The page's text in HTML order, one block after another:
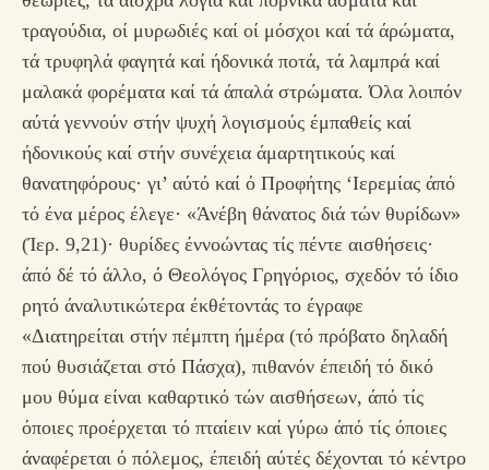
τραγούδια, οί μυρωδιές καί οί μόσχοι καί τά άρώματα,
τά τρυφηλά φαγητά καί ήδονικά ποτά, τά λαμπρά καί
μαλακά φορέματα καί τά άπαλά στρώματα. Όλα λοιπόν
αύτά γεννούν στήν ψυχή λογισμούς έμπαθείς καί
ήδονικούς καί στήν συνέχεια άμαρτητικούς καί
θανατηφόρους· γι’ αύτό καί ό Προφήτης ‘Ιερεμίας άπό
τό ένα μέρος έλεγε· «Άνέβη θάνατος διά τών θυρίδων»
(Ίερ. 9,21)· θυρίδες έννοώντας τίς πέντε αισθήσεις·
άπό δέ τό άλλο, ό Θεολόγος Γρηγόριος, σχεδόν τό ίδιο
ρητό άναλυτικώτερα έκθέτοντάς το έγραφε
«Διατηρείται στήν πέμπτη ήμέρα (τό πρόβατο δηλαδή
πού θυσιάζεται στό Πάσχα), πιθανόν έπειδή τό δικό
μου θύμα είναι καθαρτικό τών αισθήσεων, άπό τίς
όποιες προέρχεται τό πταίειν καί γύρω άπό τίς όποιες
άναφέρεται ό πόλεμος, έπειδή αύτές δέχονται τό κέντρο